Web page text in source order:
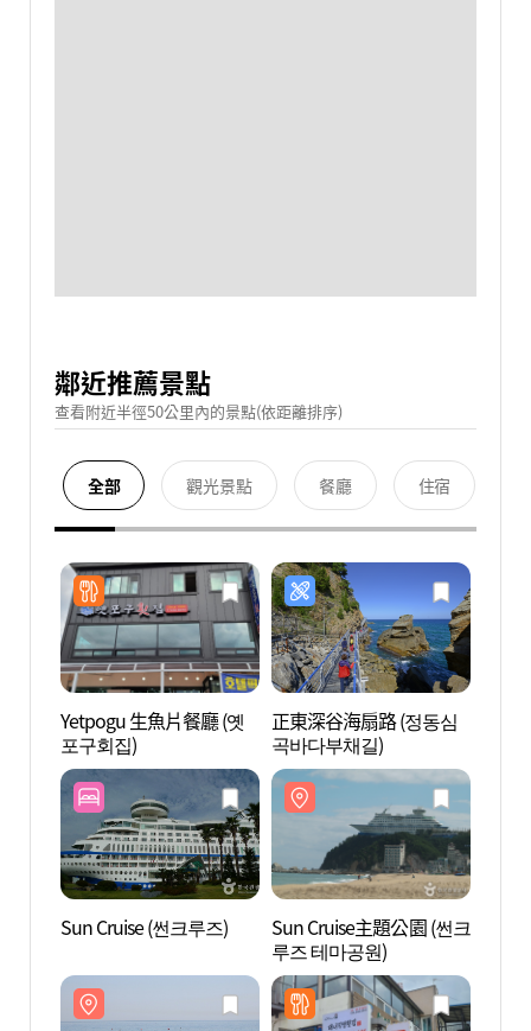
鄰近推薦景點
查看附近半徑50公里內的景點(依距離排序)
全部 觀光景點 餐廳 住宿
Yetpogu 生魚片餐廳 (옛
포구회집)
正東深谷海扇路 (정동심
곡바다부채길)
Sun Cruise (썬크루즈)
Sun Cruise主題公園 (썬크
루즈 테마공원)